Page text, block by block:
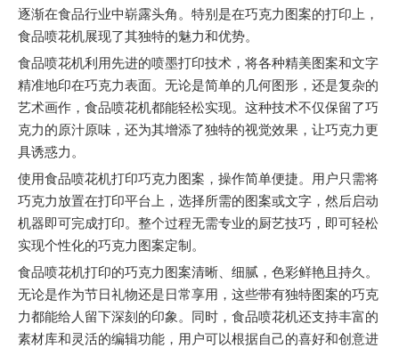
逐渐在食品行业中崭露头角。特别是在巧克力图案的打印上，
食品喷花机展现了其独特的魅力和优势。
食品喷花机利用先进的喷墨打印技术，将各种精美图案和文字
精准地印在巧克力表面。无论是简单的几何图形，还是复杂的
艺术画作，食品喷花机都能轻松实现。这种技术不仅保留了巧
克力的原汁原味，还为其增添了独特的视觉效果，让巧克力更
具诱惑力。
使用食品喷花机打印巧克力图案，操作简单便捷。用户只需将
巧克力放置在打印平台上，选择所需的图案或文字，然后启动
机器即可完成打印。整个过程无需专业的厨艺技巧，即可轻松
实现个性化的巧克力图案定制。
食品喷花机打印的巧克力图案清晰、细腻，色彩鲜艳且持久。
无论是作为节日礼物还是日常享用，这些带有独特图案的巧克
力都能给人留下深刻的印象。同时，食品喷花机还支持丰富的
素材库和灵活的编辑功能，用户可以根据自己的喜好和创意进